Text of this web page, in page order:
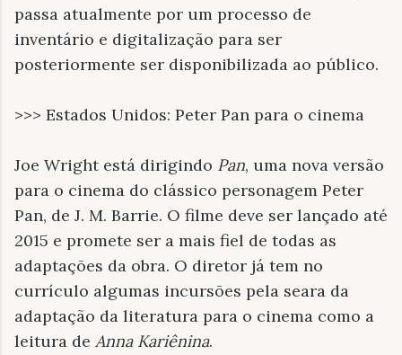
passa atualmente por um processo de
inventário e digitalização para ser
posteriormente ser disponibilizada ao público.
>>> Estados Unidos: Peter Pan para o cinema
Joe Wright está dirigindo Pan, uma nova versão
para o cinema do clássico personagem Peter
Pan, de J. M. Barrie. O filme deve ser lançado até
2015 e promete ser a mais fiel de todas as
adaptações da obra. O diretor já tem no
currículo algumas incursões pela seara da
adaptação da literatura para o cinema como a
leitura de Anna Kariênina.